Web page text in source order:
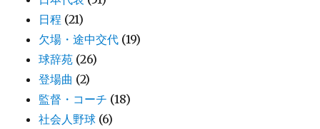
日程 (21)
欠場・途中交代 (19)
球辞苑 (26)
登場曲 (2)
監督・コーチ (18)
社会人野球 (6)